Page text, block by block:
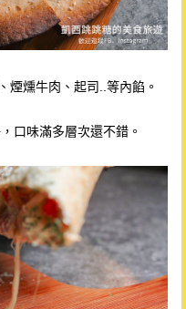
煙燻牛肉、起司..等內餡。
口味滿多層次還不錯。